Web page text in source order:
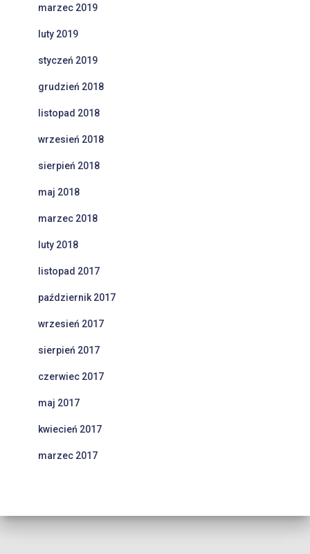
marzec 2019
luty 2019
styczeń 2019
grudzień 2018
listopad 2018
wrzesień 2018
sierpień 2018
maj 2018
marzec 2018
luty 2018
listopad 2017
październik 2017
wrzesień 2017
sierpień 2017
czerwiec 2017
maj 2017
kwiecień 2017
marzec 2017